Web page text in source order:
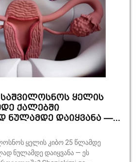
ყელის
ქალებში
ნულამდე დაიყვანა —...
ყელის კიბო 25 წლამდე
ნულამდე დაიყვანა — ეს